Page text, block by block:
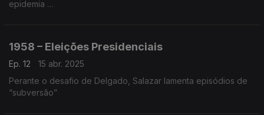
epidemia
1958 – Eleições Presidenciais
Ep. 12
15 abr. 2025
Perante o desafio de Delgado, Salazar lamenta episódios de
“subversão”